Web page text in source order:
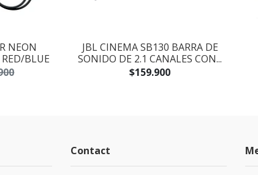
NEON
BLUE
JBL CINEMA SB130 BARRA DE
SONIDO DE 2.1 CANALES CON...
$159.900
Contact